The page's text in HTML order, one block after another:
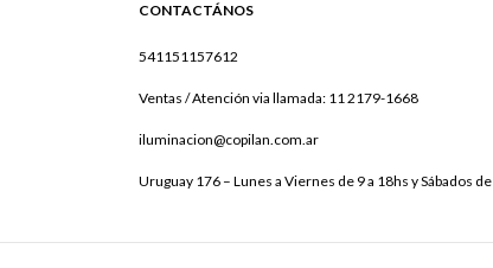
CONTACTÁNOS
541151157612
Ventas / Atención via llamada: 11 2179-1668
iluminacion@copilan.com.ar
Uruguay 176 – Lunes a Viernes de 9 a 18hs y Sábados